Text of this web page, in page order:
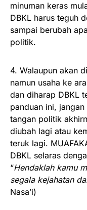
minuman keras
DBKL harus teguh
sampai berubah
politik.
4. Walaupun akan
namun usaha ke
dan diharap DBKL
panduan ini,
tangan politik
diubah lagi atau
teruk lagi.
DBKL selaras
“Hendaklah kamu
segala kejahatan
Nasa’i)